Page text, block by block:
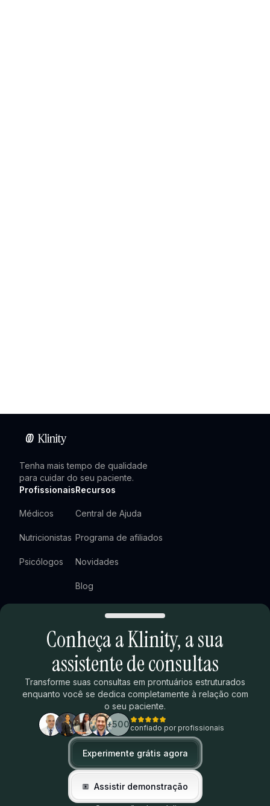
Tenha mais tempo de qualidade
para cuidar do seu paciente.
Profissionais
Médicos
Nutricionistas
Psicólogos
Recursos
Central de Ajuda
Programa de afiliados
Novidades
Blog
Agendar demonstração
Ranking ENAMED
Calculadora de tempo
Legal
Termos de uso
Política de privacidade
Termos do programa de afiliados
Trust Center
Toggle theme
Ax Hill Tecnologia da Informação LTDA | CNPJ:
Conheça a Klinity,a sua
assistente de consultas
Transforme suas consultas em prontuários estruturados
enquanto você se dedica completamente à relação com
o seu paciente.
+500confiado por profissionais
Experimente grátis agora
Assistir demonstração